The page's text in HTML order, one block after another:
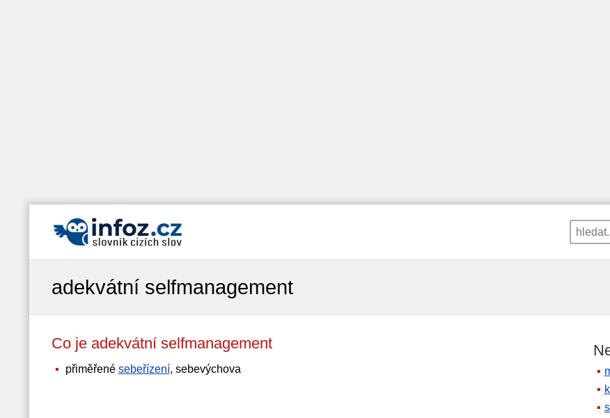
adekvátní selfmanagement
Co je adekvátní selfmanagement
přiměřené sebeřízení, sebevýchova